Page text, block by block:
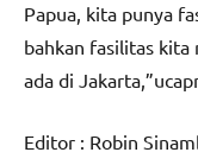
Papua, kita punya
bahkan fasilitas kita
ada di
Editor : Robin